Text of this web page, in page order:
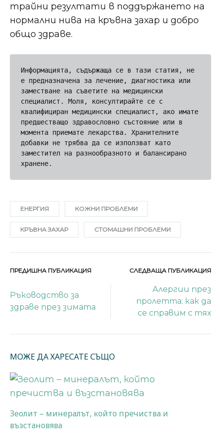
трайни резултати в поддържането на
нормални нива на кръвна захар и добро
общо здраве.
Информацията, съдържаща се в тази статия, не
е предназначена за лечение, диагностика или
заместване на съветите на медицински
специалист. Моля, консултирайте се с
квалифициран медицински специалист, ако имате
предшестващо здравословно състояние или в
момента приемате лекарства. Хранителните
добавки не трябва да се използват като
заместител на разнообразното и балансирано
хранене.
ЕНЕРГИЯ КОЖНИ ПРОБЛЕМИ
КРЪВНА ЗАХАР СТОМАШНИ ПРОБЛЕМИ
Навигация
на
публикации
ПРЕДИШНА ПУБЛИКАЦИЯ СЛЕДВАЩА ПУБЛИКАЦИЯ
Ръководство за
здраве през зимата
Алергии през
пролетта: как да
се справим с тях
МОЖЕ ДА ХАРЕСАТЕ СЪЩО
Зеолит – минералът, който пречиства и
възстановява